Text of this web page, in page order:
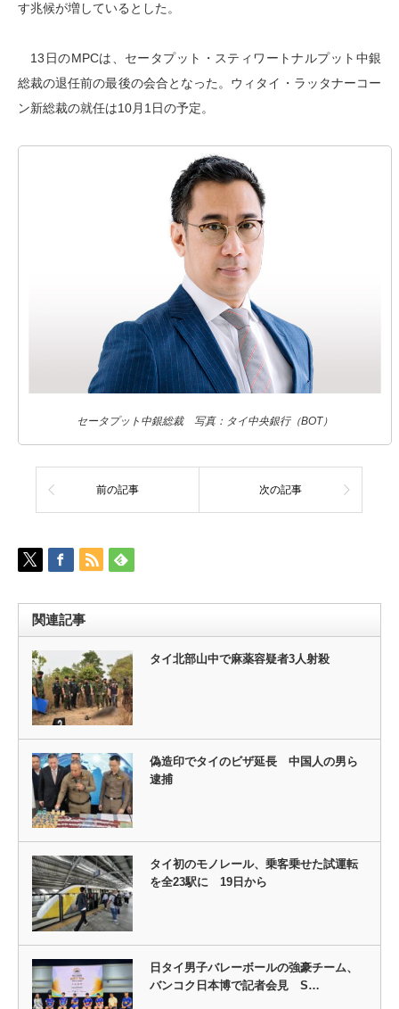
す兆候が増しているとした。
13日のMPCは、セータプット・スティワートナルプット中銀
総裁の退任前の最後の会合となった。ウィタイ・ラッタナーコー
ン新総裁の就任は10月1日の予定。
セータプット中銀総裁 写真：タイ中央銀行（BOT）
前の記事 次の記事
関連記事
タイ北部山中で麻薬容疑者3人射殺
偽造印でタイのビザ延長 中国人の男ら
逮捕
タイ初のモノレール、乗客乗せた試運転
を全23駅に 19日から
日タイ男子バレーボールの強豪チーム、
バンコク日本博で記者会見 S…